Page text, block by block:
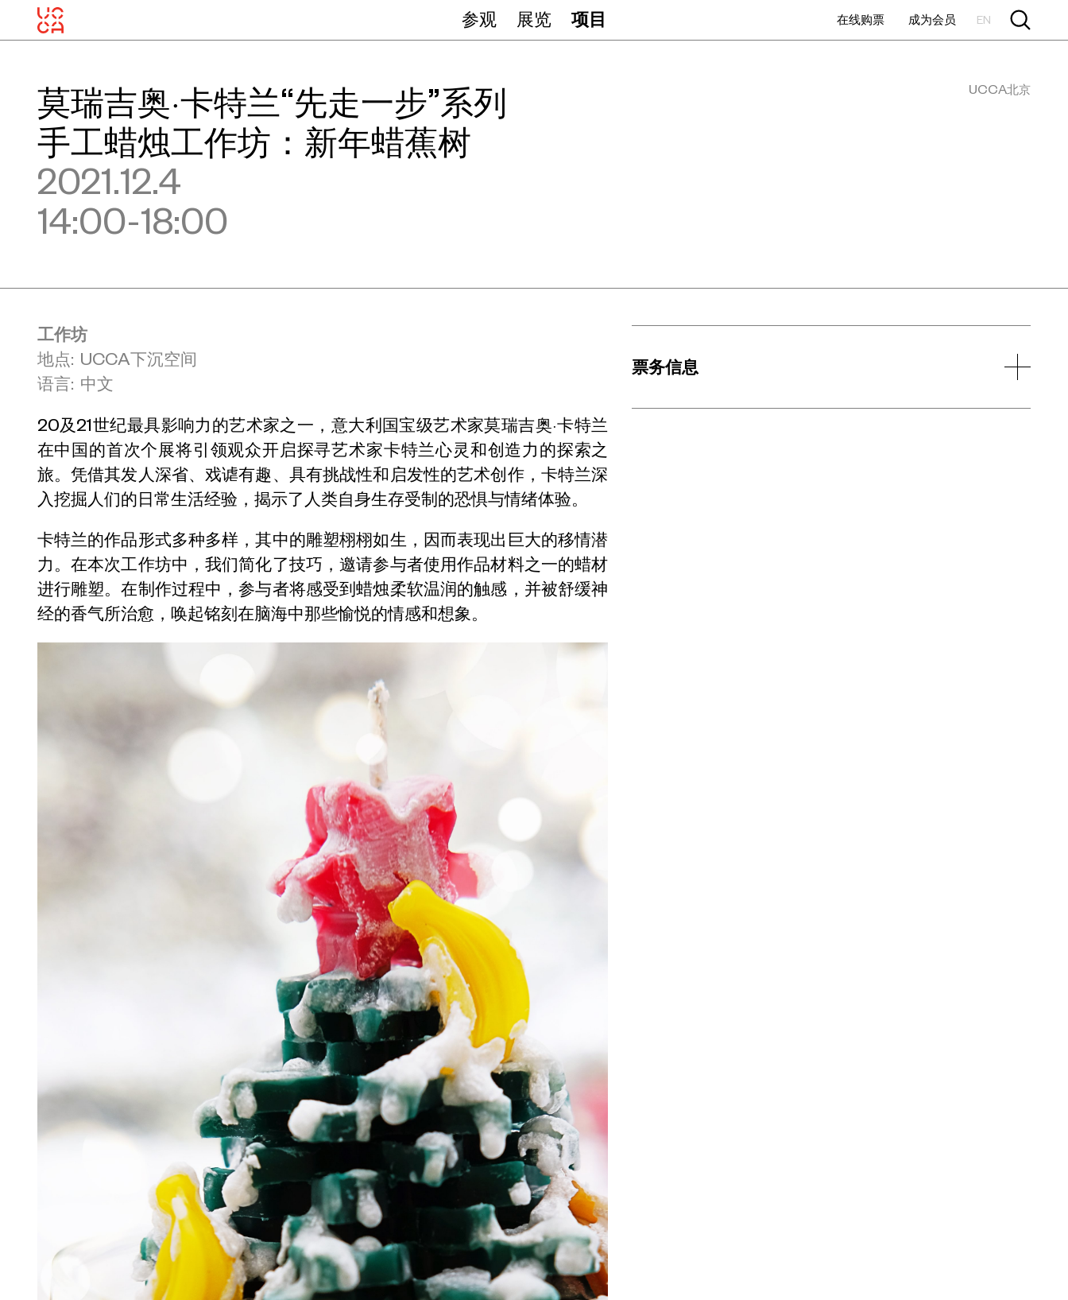
参观 展览 项目 在线购票 成为会员 EN
UCCA北京
莫瑞吉奥·卡特兰“先走一步”系列
手工蜡烛工作坊：新年蜡蕉树
2021.12.4
14:00-18:00
工作坊
地点: UCCA下沉空间
语言: 中文
20及21世纪最具影响力的艺术家之一，意大利国宝级艺术家莫瑞吉奥·卡特兰
在中国的首次个展将引领观众开启探寻艺术家卡特兰心灵和创造力的探索之
旅。凭借其发人深省、戏谑有趣、具有挑战性和启发性的艺术创作，卡特兰深
入挖掘人们的日常生活经验，揭示了人类自身生存受制的恐惧与情绪体验。
卡特兰的作品形式多种多样，其中的雕塑栩栩如生，因而表现出巨大的移情潜
力。在本次工作坊中，我们简化了技巧，邀请参与者使用作品材料之一的蜡材
进行雕塑。在制作过程中，参与者将感受到蜡烛柔软温润的触感，并被舒缓神
经的香气所治愈，唤起铭刻在脑海中那些愉悦的情感和想象。
票务信息